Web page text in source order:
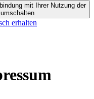
mit Ihrer Nutzung der
erhalten